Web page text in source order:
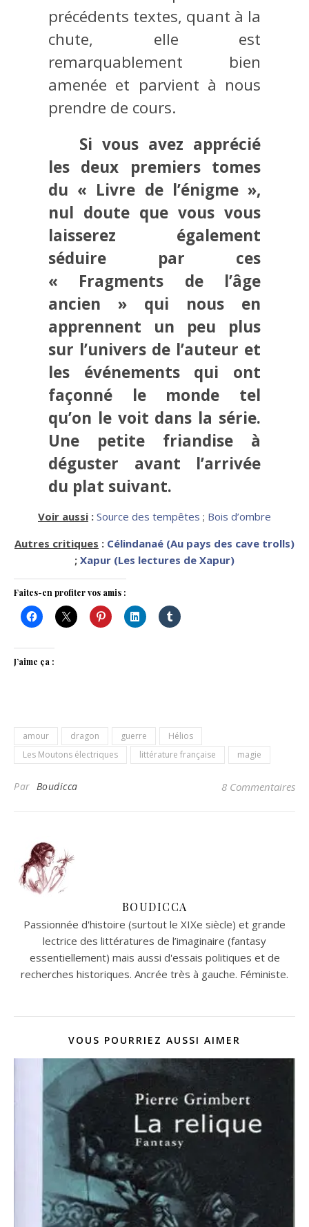
précédents textes, quant à la
chute, elle est
remarquablement bien
amenée et parvient à nous
prendre de cours.
Si vous avez apprécié
les deux premiers tomes
du « Livre de l’énigme »,
nul doute que vous vous
laisserez également
séduire par ces
« Fragments de l’âge
ancien » qui nous en
apprennent un peu plus
sur l’univers de l’auteur et
les événements qui ont
façonné le monde tel
qu’on le voit dans la série.
Une petite friandise à
déguster avant l’arrivée
du plat suivant.
Voir aussi : Source des tempêtes ; Bois d’ombre
Autres critiques : Célindanaé (Au pays des cave trolls)
; Xapur (Les lectures de Xapur)
Faites-en profiter vos amis :
J’aime ça :
amour dragon guerre
Hélios
Les Moutons électriques
littérature française magie
Par Boudicca 8 Commentaires
BOUDICCA
Passionnée d'histoire (surtout le XIXe siècle) et grande
lectrice des littératures de l’imaginaire (fantasy
essentiellement) mais aussi d'essais politiques et de
recherches historiques. Ancrée très à gauche. Féministe.
VOUS POURRIEZ AUSSI AIMER